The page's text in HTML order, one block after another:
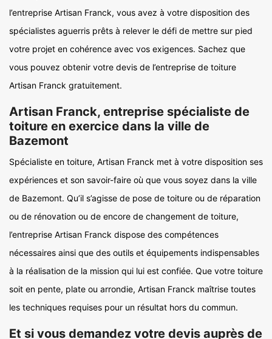
l’entreprise Artisan Franck, vous avez à votre disposition des
spécialistes aguerris prêts à relever le défi de mettre sur pied
votre projet en cohérence avec vos exigences. Sachez que
vous pouvez obtenir votre devis de l’entreprise de toiture
Artisan Franck gratuitement.
Artisan Franck, entreprise spécialiste de
toiture en exercice dans la ville de
Bazemont
Spécialiste en toiture, Artisan Franck met à votre disposition ses
expériences et son savoir-faire où que vous soyez dans la ville
de Bazemont. Qu’il s’agisse de pose de toiture ou de réparation
ou de rénovation ou de encore de changement de toiture,
l’entreprise Artisan Franck dispose des compétences
nécessaires ainsi que des outils et équipements indispensables
à la réalisation de la mission qui lui est confiée. Que votre toiture
soit en pente, plate ou arrondie, Artisan Franck maîtrise toutes
les techniques requises pour un résultat hors du commun.
Et si vous demandez votre devis auprès de